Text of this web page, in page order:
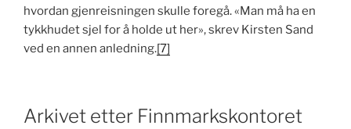
hvordan gjenreisningen skulle foregå. «Man må ha en
tykkhudet sjel for å holde ut her», skrev Kirsten Sand
ved en annen anledning.[7]
Arkivet etter Finnmarkskontoret